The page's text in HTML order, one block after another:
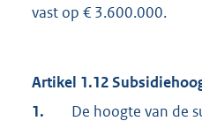
vast op € 3.600.000.
Artikel 1.12
1.
De hoogte van de